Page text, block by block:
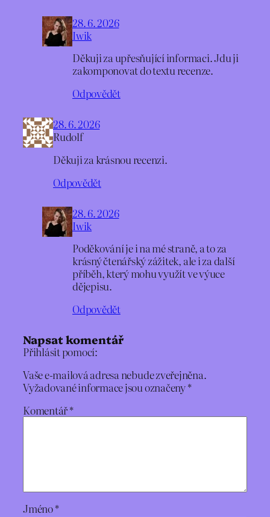
28. 6. 2026
Iwik
Děkuji za upřesňující informaci. Jdu ji
zakomponovat do textu recenze.
Odpovědět
28. 6. 2026
Rudolf
Děkuji za krásnou recenzi.
Odpovědět
28. 6. 2026
Iwik
Poděkování je i na mé straně, a to za
krásný čtenářský zážitek, ale i za další
příběh, který mohu využít ve výuce
dějepisu.
Odpovědět
Napsat komentář
Přihlásit pomocí:
Vaše e-mailová adresa nebude zveřejněna.
Vyžadované informace jsou označeny*
Komentář*
Jméno*